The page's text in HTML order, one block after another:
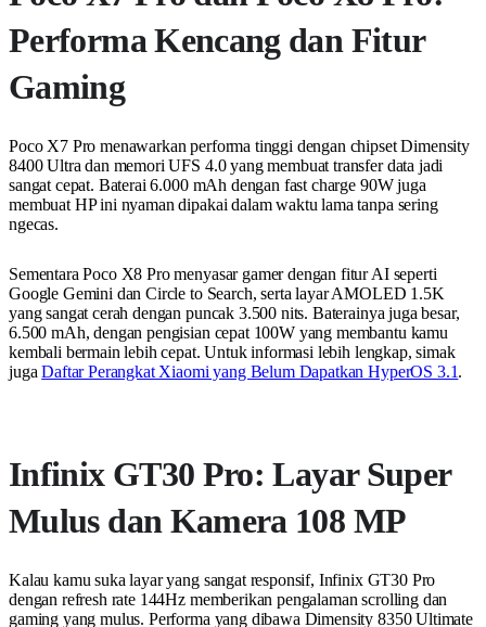
Performa Kencang dan Fitur
Gaming
Poco X7 Pro menawarkan performa tinggi dengan chipset Dimensity
8400 Ultra dan memori UFS 4.0 yang membuat transfer data jadi
sangat cepat. Baterai 6.000 mAh dengan fast charge 90W juga
membuat HP ini nyaman dipakai dalam waktu lama tanpa sering
ngecas.
Sementara Poco X8 Pro menyasar gamer dengan fitur AI seperti
Google Gemini dan Circle to Search, serta layar AMOLED 1.5K
yang sangat cerah dengan puncak 3.500 nits. Baterainya juga besar,
6.500 mAh, dengan pengisian cepat 100W yang membantu kamu
kembali bermain lebih cepat. Untuk informasi lebih lengkap, simak
jugaDaftar Perangkat Xiaomi yang Belum Dapatkan HyperOS 3.1.
Infinix GT30 Pro: Layar Super
Mulus dan Kamera 108 MP
Kalau kamu suka layar yang sangat responsif, Infinix GT30 Pro
dengan refresh rate 144Hz memberikan pengalaman scrolling dan
gaming yang mulus. Performa yang dibawa Dimensity 8350 Ultimate